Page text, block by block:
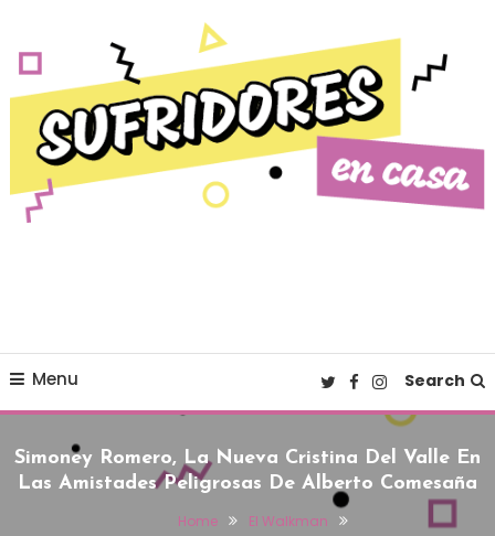
Menu Search
Simoney Romero, La Nueva Cristina Del Valle En
Las Amistades Peligrosas De Alberto Comesaña
Home
El Walkman